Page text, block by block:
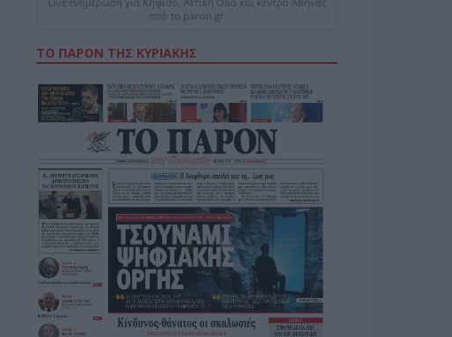
από το paron.gr
ΤΟ ΠΑΡΟΝ ΤΗΣ ΚΥΡΙΑΚΗΣ